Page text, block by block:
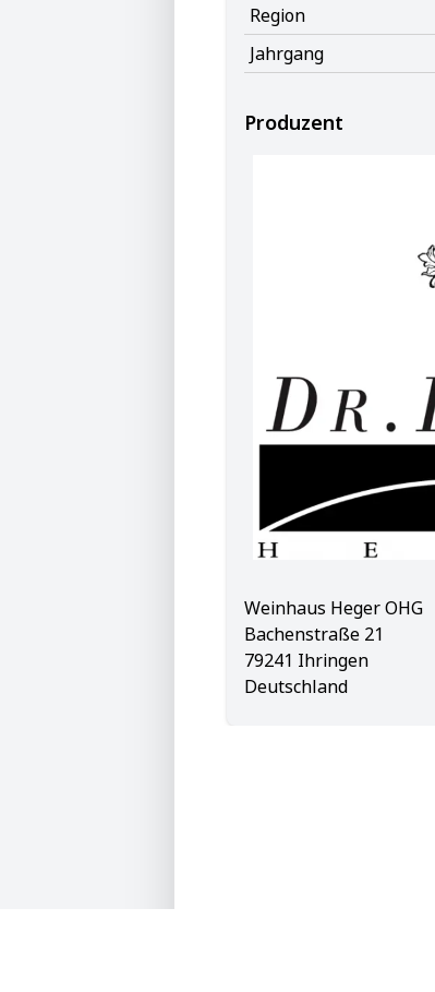
Region
Jahrgang
Produzent
Weinhaus Heger OHG
Bachenstraße 21
79241 Ihringen
Deutschland